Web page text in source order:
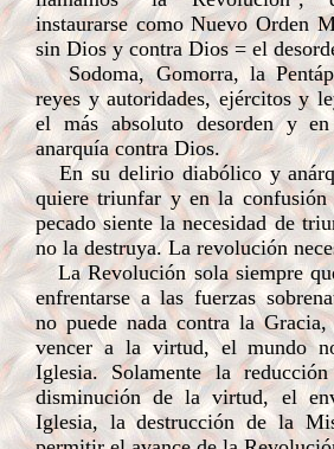
instaurarse como Nuevo Orden
sin Dios y contra Dios = el
Sodoma, Gomorra, la
reyes y autoridades, ejércitos y
el más absoluto desorden y
anarquía contra Dios.
En su delirio diabólico y
quiere triunfar y en la confusión
pecado siente la necesidad de
no la destruya. La revolución
La Revolución sola siempre
enfrentarse a las fuerzas
no puede nada contra la
vencer a la virtud, el mundo
Iglesia. Solamente la
disminución de la virtud, el
Iglesia, la destrucción de la